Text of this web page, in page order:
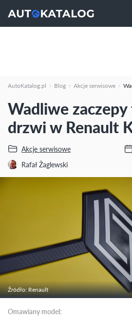
AutoKatalog.pl Blog Akcje serwisowe
Wadliwe
drzwi w Renault
Akcje serwisowe
Rafał Żaglewski
Źródło: Renault
Omawiany model: